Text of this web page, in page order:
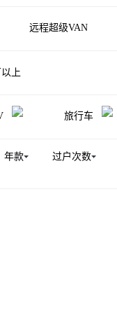
远程超级VAN
上
旅行车
年款 过户次数